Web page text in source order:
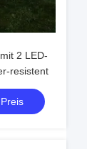
2 LED-
resistent